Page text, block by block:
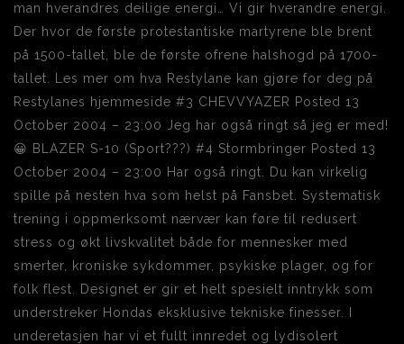
man hverandres deilige energi… Vi gir hverandre energi.
Der hvor de første protestantiske martyrene ble brent
på 1500-tallet, ble de første ofrene halshogd på 1700-
tallet. Les mer om hva Restylane kan gjøre for deg på
Restylanes hjemmeside #3 CHEVVYAZER Posted 13
October 2004 – 23:00 Jeg har også ringt så jeg er med!
😀 BLAZER S-10 (Sport???) #4 Stormbringer Posted 13
October 2004 – 23:00 Har også ringt. Du kan virkelig
spille på nesten hva som helst på Fansbet. Systematisk
trening i oppmerksomt nærvær kan føre til redusert
stress og økt livskvalitet både for mennesker med
smerter, kroniske sykdommer, psykiske plager, og for
folk flest. Designet er gir et helt spesielt inntrykk som
understreker Hondas eksklusive tekniske finesser. I
underetasjen har vi et fullt innredet og lydisolert